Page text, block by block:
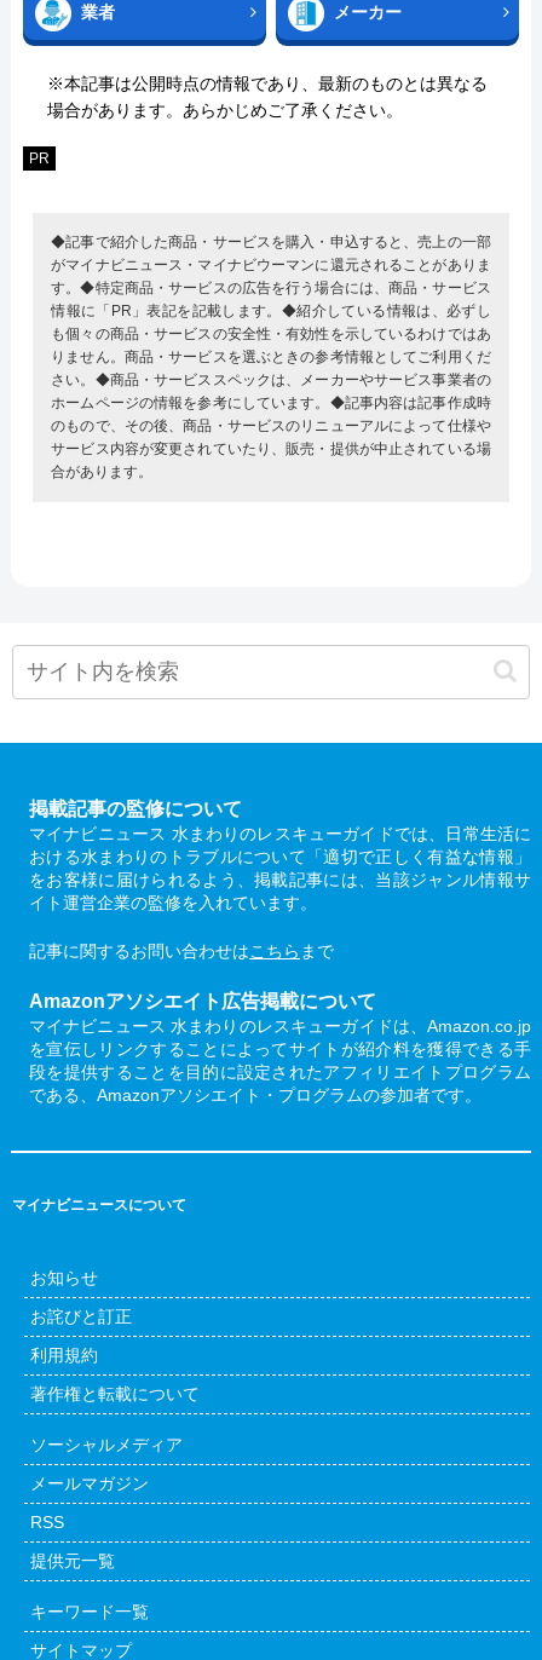
業者 メーカー
※本記事は公開時点の情報であり、最新のものとは異なる
場合があります。あらかじめご了承ください。
PR
◆記事で紹介した商品・サービスを購入・申込すると、売上の一部
がマイナビニュース・マイナビウーマンに還元されることがありま
す。◆特定商品・サービスの広告を行う場合には、商品・サービス
情報に「PR」表記を記載します。◆紹介している情報は、必ずし
も個々の商品・サービスの安全性・有効性を示しているわけではあ
りません。商品・サービスを選ぶときの参考情報としてご利用くだ
さい。◆商品・サービススペックは、メーカーやサービス事業者の
ホームページの情報を参考にしています。◆記事内容は記事作成時
のもので、その後、商品・サービスのリニューアルによって仕様や
サービス内容が変更されていたり、販売・提供が中止されている場
合があります。
掲載記事の監修について
マイナビニュース 水まわりのレスキューガイドでは、日常生活に
おける水まわりのトラブルについて「適切で正しく有益な情報」
をお客様に届けられるよう、掲載記事には、当該ジャンル情報サ
イト運営企業の監修を入れています。
記事に関するお問い合わせはこちら まで
Amazonアソシエイト広告掲載について
マイナビニュース 水まわりのレスキューガイドは、Amazon.co.jp
を宣伝しリンクすることによってサイトが紹介料を獲得できる手
段を提供することを目的に設定されたアフィリエイトプログラム
である、Amazonアソシエイト・プログラムの参加者です。
マイナビニュースについて
お知らせ
お詫びと訂正
利用規約
著作権と転載について
ソーシャルメディア
メールマガジン
RSS
提供元一覧
キーワード一覧
サイトマップ